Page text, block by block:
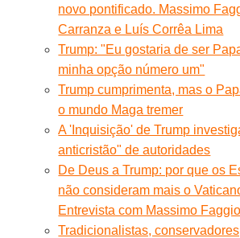
novo pontificado. Massimo
Carranza e Luís Corrêa Lima
Trump: "Eu gostaria de ser
minha opção número um"
Trump cumprimenta, mas o
o mundo Maga tremer
A 'Inquisição' de Trump
anticristão" de autoridades
De Deus a Trump: por que os
não consideram mais o
Entrevista com Massimo
Tradicionalistas,